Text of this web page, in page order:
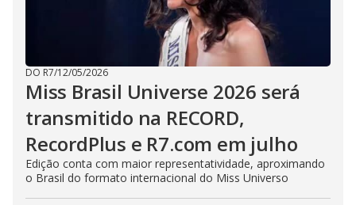
DO R7/12/05/2026
Miss Brasil Universe 2026 será
transmitido na RECORD,
RecordPlus e R7.com em julho
Edição conta com maior representatividade, aproximando
o Brasil do formato internacional do Miss Universo